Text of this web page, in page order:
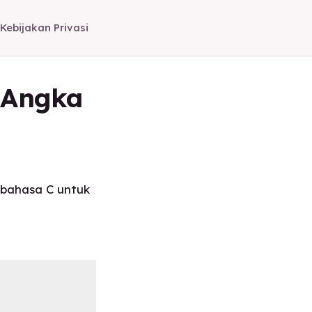
Kebijakan Privasi
C untuk